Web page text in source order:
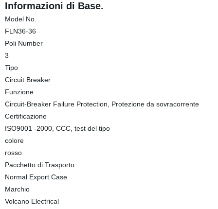
Informazioni di Base.
Model No.
FLN36-36
Poli Number
3
Tipo
Circuit Breaker
Funzione
Circuit-Breaker Failure Protection, Protezione da sovracorrente
Certificazione
ISO9001 -2000, CCC, test del tipo
colore
rosso
Pacchetto di Trasporto
Normal Export Case
Marchio
Volcano Electrical